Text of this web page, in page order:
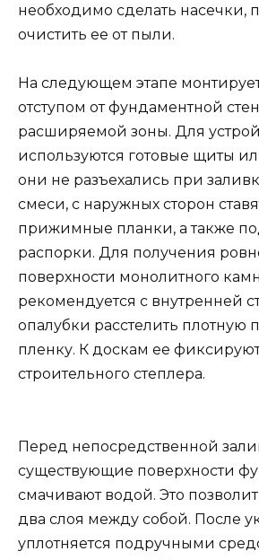
необходимо сделать насечки,
очистить ее от пыли.
На следующем этапе
отступом от фундаментной
расширяемой зоны. Для
используются готовые щиты
они не разъехались при
смеси, с наружных сторон
прижимные планки, а также
распорки. Для получения
поверхности монолитного
рекомендуется с внутренней
опалубки расстелить плотную
пленку. К доскам ее
строительного степлера.
Перед непосредственной
существующие поверхности
смачивают водой. Это
два слоя между собой. После
уплотняется подручными